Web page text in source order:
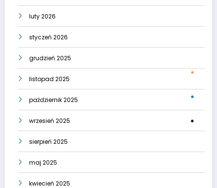
luty 2026
styczeń 2026
grudzień 2025
listopad 2025
październik 2025
wrzesień 2025
sierpień 2025
maj 2025
kwiecień 2025